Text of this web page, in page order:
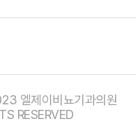
엘제이비뇨기과의원
RESERVED